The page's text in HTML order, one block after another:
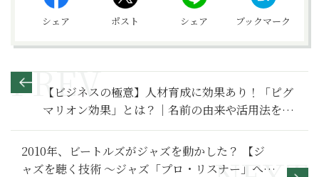
シェア ポスト シェア ブックマーク
【ビジネスの極意】人材育成に効果あり！「ピグ
マリオン効果」とは？｜名前の由来や活用法を解
説
2010年、ビートルズがジャズを動かした？ 【ジ
ャズを聴く技術 〜ジャズ「プロ・リスナー」への